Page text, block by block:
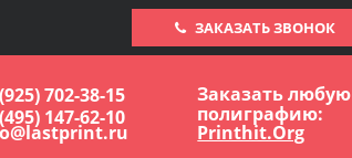
ЗАКАЗАТЬ ЗВОНОК
702-38-15
147-62-10
Заказать любую
полиграфию:
Printhit.Org